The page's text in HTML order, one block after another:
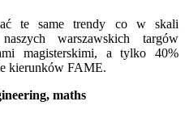
te same trendy co w skali
warszawskich targów
magisterskimi, a tylko 40%
kierunków FAME.
maths